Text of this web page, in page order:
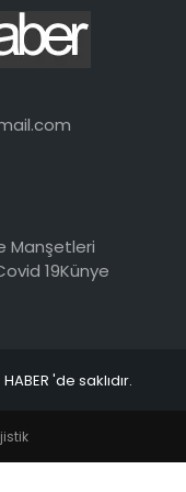
Manşetleri
19Künye
'de saklıdır.